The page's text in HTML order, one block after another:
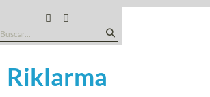
CANDIDATOS
TIPO
EMPRESA
SOMOS
Buscar:
Riklarma